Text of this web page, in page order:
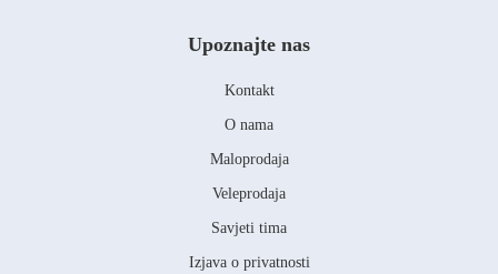
Upoznajte nas
Kontakt
O nama
Maloprodaja
Veleprodaja
Savjeti tima
Izjava o privatnosti